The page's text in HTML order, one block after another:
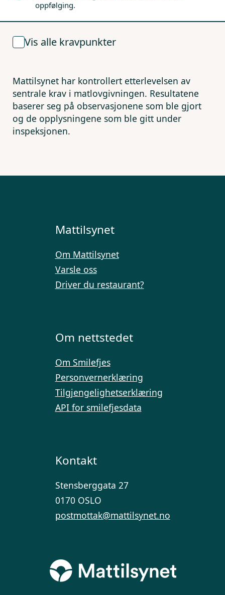
oppfølging.
Vis alle kravpunkter
Mattilsynet har kontrollert etterlevelsen av
sentrale krav i matlovgivningen. Resultatene
baserer seg på observasjonene som ble gjort
og de opplysningene som ble gitt under
inspeksjonen.
Mattilsynet
Om Mattilsynet
Varsle oss
Driver du restaurant?
Om nettstedet
Om Smilefjes
Personvernerklæring
Tilgjengelighetserklæring
API for smilefjesdata
Kontakt
Stensberggata 27
0170 OSLO
postmottak@mattilsynet.no